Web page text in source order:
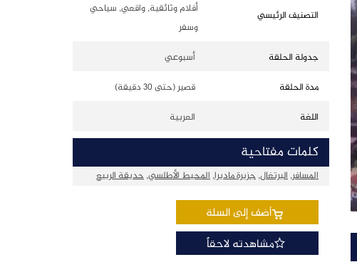
التصنيف الرئيسي
أفلام وثائقية, واقعي, سياحي
وسفر
جدولة الحلقة
أسبوعي
مدة الحلقة
قصير (حتى 30 دقيقة)
اللغة
العربية
كلمات مفتاحية
المسافر,البرتغال,جزيرة ماديرا,المحيط الأطلسي,حديقة الربيع
أضف إلى السلة
مشاهدته لاحقاً